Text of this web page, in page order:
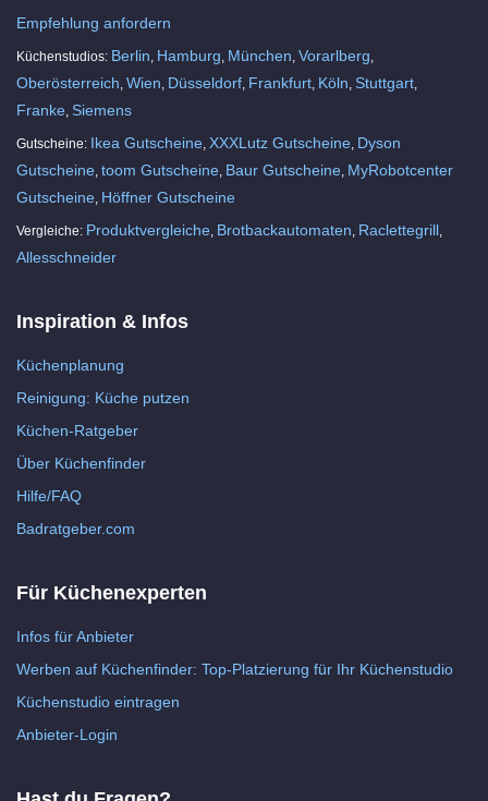
Empfehlung anfordern
Küchenstudios: Berlin Hamburg München Vorarlberg
Oberösterreich Wien Düsseldorf Frankfurt Köln Stuttgart
Franke Siemens
Gutscheine: Ikea Gutscheine XXXLutz Gutscheine Dyson
Gutscheine toom Gutscheine Baur Gutscheine MyRobotcenter
Gutscheine Höffner Gutscheine
Vergleiche: Produktvergleiche Brotbackautomaten Raclettegrill
Allesschneider
Inspiration & Infos
Küchenplanung
Reinigung: Küche putzen
Küchen-Ratgeber
Über Küchenfinder
Hilfe/FAQ
Badratgeber.com
Für Küchenexperten
Infos für Anbieter
Werben auf Küchenfinder: Top-Platzierung für Ihr Küchenstudio
Küchenstudio eintragen
Anbieter-Login